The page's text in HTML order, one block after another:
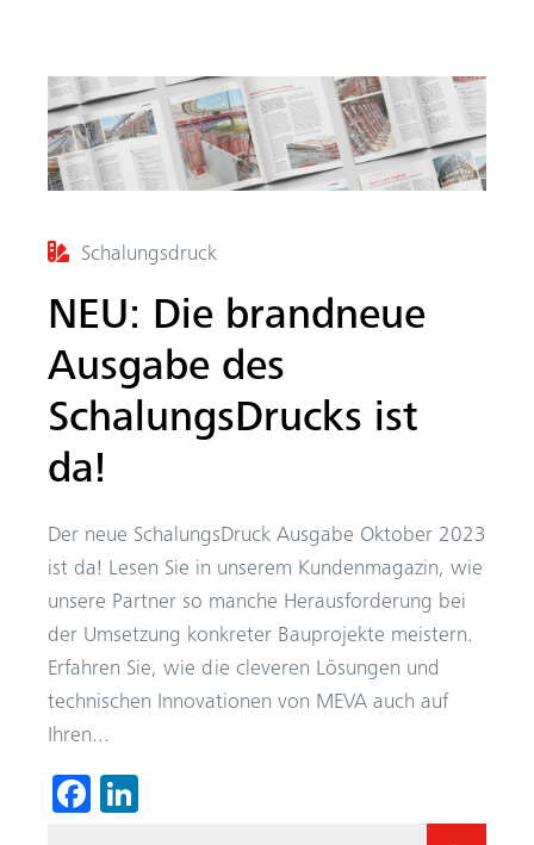
Schalungsdruck
NEU: Die brandneue
Ausgabe des
SchalungsDrucks ist
da!
Der neue SchalungsDruck Ausgabe Oktober 2023
ist da! Lesen Sie in unserem Kundenmagazin, wie
unsere Partner so manche Herausforderung bei
der Umsetzung konkreter Bauprojekte meistern.
Erfahren Sie, wie die cleveren Lösungen und
technischen Innovationen von MEVA auch auf
Ihren...
Fa